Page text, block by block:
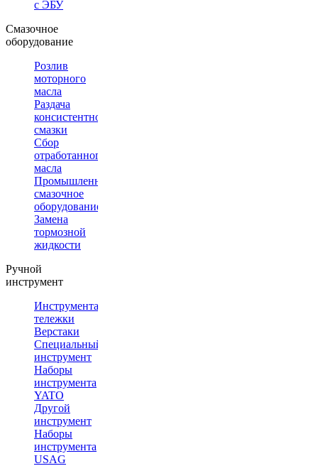
с ЭБУ
Смазочное
оборудование
Розлив
моторного
масла
Раздача
консистентной
смазки
Сбор
отработанного
масла
Промышленное
смазочное
оборудование
Замена
тормозной
жидкости
Ручной
инструмент
Инструментальные
тележки
Верстаки
Специальный
инструмент
Наборы
инструмента
YATO
Другой
инструмент
Наборы
инструмента
USAG